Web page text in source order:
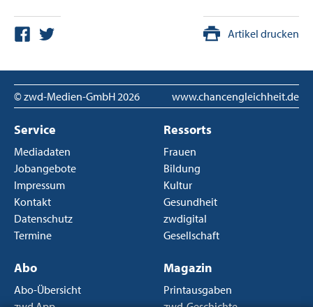
Artikel drucken
© zwd-Medien-GmbH2026 www.chancengleichheit.de
Service
Mediadaten
Jobangebote
Impressum
Kontakt
Datenschutz
Termine
Ressorts
Frauen
Bildung
Kultur
Gesundheit
zwdigital
Gesellschaft
Abo
Abo-Übersicht
Magazin
Printausgaben